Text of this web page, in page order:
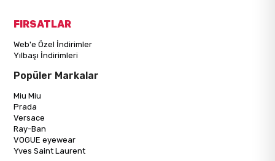
FIRSATLAR
Web'e Özel İndirimler
Yılbaşı İndirimleri
Popüler Markalar
Miu Miu
Prada
Versace
Ray-Ban
VOGUE eyewear
Yves Saint Laurent